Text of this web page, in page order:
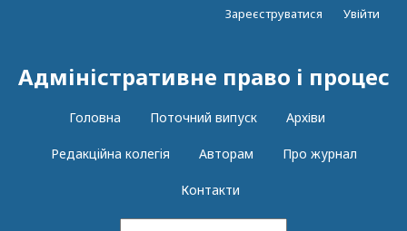
Адміністративне право і процес
Головна Поточний випуск Архіви
Редакцiйна колегiя Авторам Про журнал
Контакти
Зареєструватися Увійти